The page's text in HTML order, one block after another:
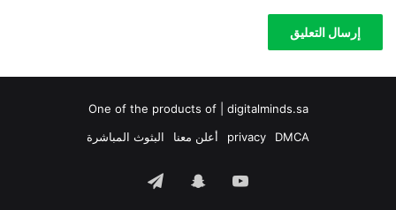
One of the products of | digitalminds.sa
DMCA
privacy أعلن معنا البثوث المباشرة
‫YouTubeسناب تيلقرام